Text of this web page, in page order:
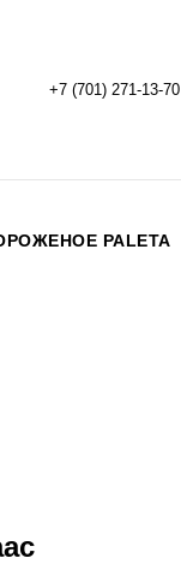
+7 (701) 271-13-70
PALETA